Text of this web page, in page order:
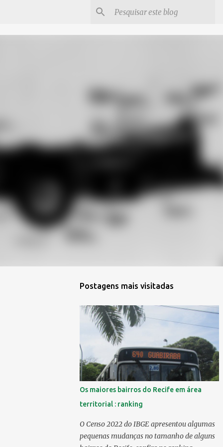
Postagens mais visitadas
Os maiores bairros do Recife em área
territorial : ranking
O Censo 2022 do IBGE apresentou algumas
pequenas mudanças no tamanho de alguns